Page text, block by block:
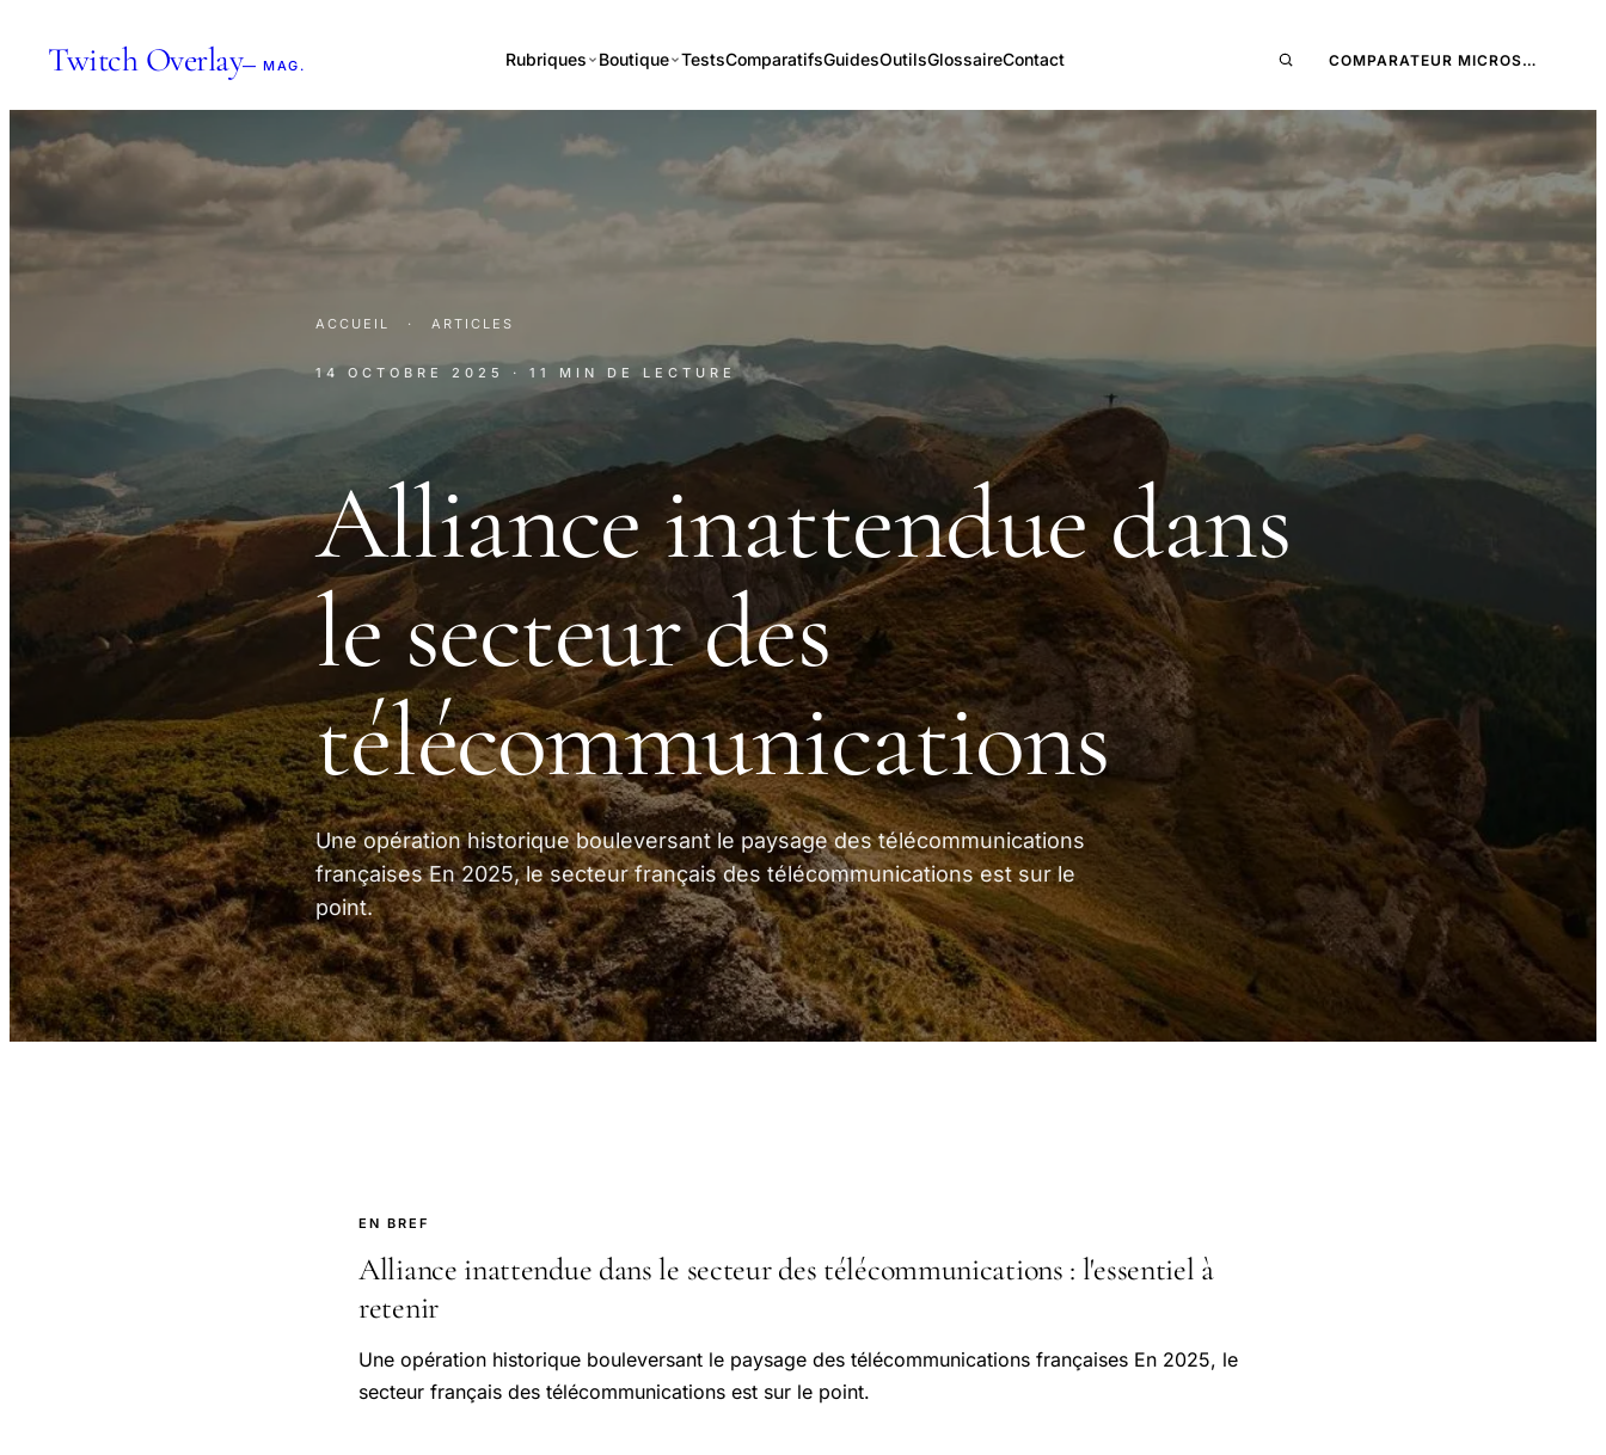
Twitch Overlay— MAG. Rubriques Boutique TestsComparatifsGuidesOutilsGlossaireContact COMPARATEUR MICROS…
ACCUEIL · ARTICLES
14 OCTOBRE 2025 · 11 MIN DE LECTURE
Alliance inattendue dans
le secteur des
télécommunications
Une opération historique bouleversant le paysage des télécommunications
françaises En 2025, le secteur français des télécommunications est sur le
point.
EN BREF
Alliance inattendue dans le secteur des télécommunications : l'essentiel à
retenir
Une opération historique bouleversant le paysage des télécommunications françaises En 2025, le
secteur français des télécommunications est sur le point.